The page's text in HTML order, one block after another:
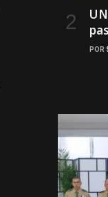
POR